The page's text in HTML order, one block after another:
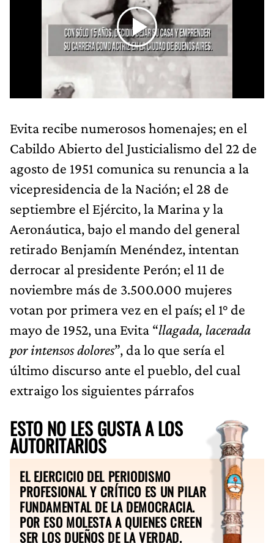
Evita recibe numerosos homenajes; en el
Cabildo Abierto del Justicialismo del 22 de
agosto de 1951 comunica su renuncia a la
vicepresidencia de la Nación; el 28 de
septiembre el Ejército, la Marina y la
Aeronáutica, bajo el mando del general
retirado Benjamín Menéndez, intentan
derrocar al presidente Perón; el 11 de
noviembre más de 3.500.000 mujeres
votan por primera vez en el país; el 1° de
mayo de 1952, una Evita “llagada, lacerada
por intensos dolores”, da lo que sería el
último discurso ante el pueblo, del cual
extraigo los siguientes párrafos
ESTO NO LES GUSTA A LOS
AUTORITARIOS
EL EJERCICIO DEL PERIODISMO
PROFESIONAL Y CRÍTICO ES UN PILAR
FUNDAMENTAL DE LA DEMOCRACIA.
POR ESO MOLESTA A QUIENES CREEN
SER LOS DUEÑOS DE LA VERDAD.